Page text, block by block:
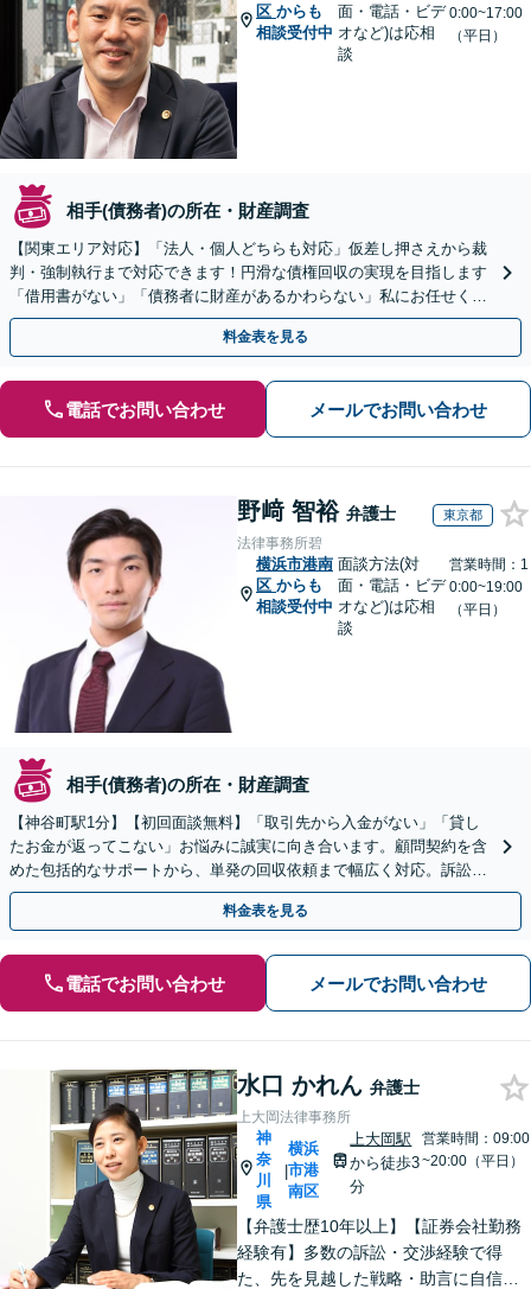
区 からも
相談受付中
面・電話・ビデ
オなど)は応相
談
0:00~17:00
（平日）
相手(債務者)の所在・財産調査
【関東エリア対応】「法人・個人どちらも対応」仮差し押さえから裁
判・強制執行まで対応できます！円滑な債権回収の実現を目指します
「借用書がない」「債務者に財産があるかわらない」私にお任せくだ
さい！【分割払いあり】【休日・夜間相談可】
料金表を見る
電話でお問い合わせ メールでお問い合わせ
野﨑 智裕 弁護士 東京都
法律事務所碧
横浜市港南
区 からも
相談受付中
面談方法(対
面・電話・ビデ
オなど)は応相
談
営業時間：1
0:00~19:00
（平日）
相手(債務者)の所在・財産調査
【神谷町駅1分】【初回面談無料】「取引先から入金がない」「貸し
たお金が返ってこない」お悩みに誠実に向き合います。顧問契約を含
めた包括的なサポートから、単発の回収依頼まで幅広く対応。訴訟や
交渉で、権利を守るために尽力【夜間相談可】
料金表を見る
電話でお問い合わせ メールでお問い合わせ
水口 かれん 弁護士
上大岡法律事務所
神
奈
川
県
|
横浜
市港
南区
上大岡駅
から徒歩3
分
営業時間：09:00
~20:00（平日）
【弁護士歴10年以上】【証券会社勤務
経験有】多数の訴訟・交渉経験で得
た、先を見越した戦略・助言に自信が